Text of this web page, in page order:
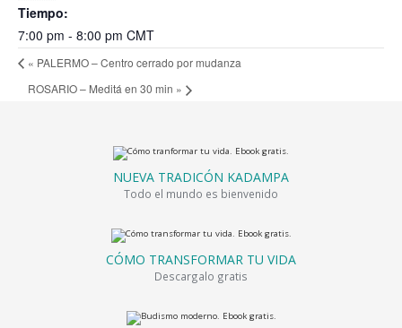
Tiempo:
7:00 pm - 8:00 pm CMT
« PALERMO – Centro cerrado por mudanza
ROSARIO – Meditá en 30 min »
NUEVA TRADICÓN KADAMPA
Todo el mundo es bienvenido
CÓMO TRANSFORMAR TU VIDA
Descargalo gratis